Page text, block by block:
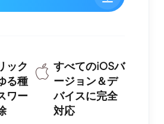
ック
る種
ワー
すべてのiOSバ
ージョン＆デ
バイスに完全
対応